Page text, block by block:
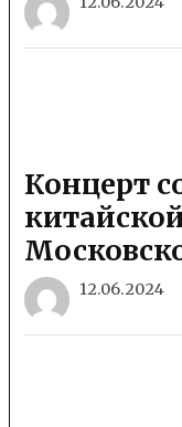
Концерт
12.06.2024